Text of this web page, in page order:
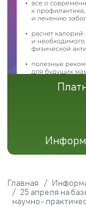
Главная
25 апреля на
научно-